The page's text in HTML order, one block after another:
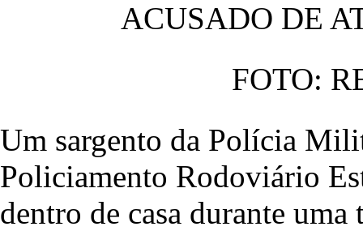
ACUSADO DE
FOTO:
Um sargento da Polícia
Policiamento Rodoviário
dentro de casa durante